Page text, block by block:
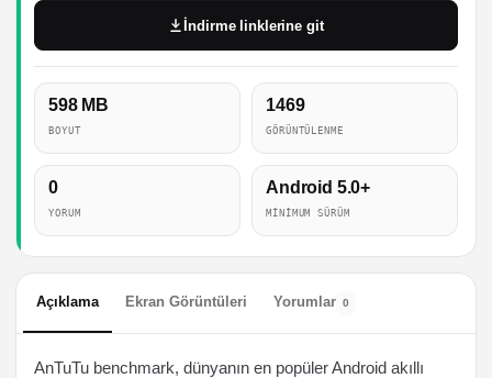
598 MB
BOYUT
1469
GÖRÜNTÜLENME
0
YORUM
Android 5.0+
MINIMUM SÜRÜM
İndirme linklerine git
Açıklama Ekran Görüntüleri Yorumlar 0
AnTuTu benchmark, dünyanın en popüler Android akıllı